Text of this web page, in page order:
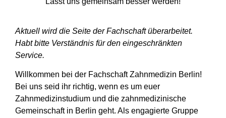
Aktuell wird die Seite der Fachschaft überarbeitet.
Habt bitte Verständnis für den eingeschränkten
Service.
Willkommen bei der Fachschaft Zahnmedizin Berlin!
Bei uns seid ihr richtig, wenn es um euer
Zahnmedizinstudium und die zahnmedizinische
Gemeinschaft in Berlin geht. Als engagierte Gruppe